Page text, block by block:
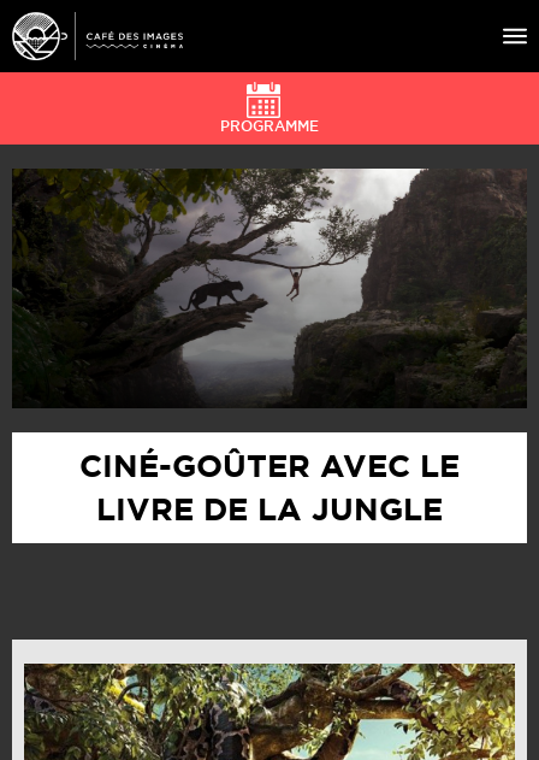
À L’AFFICHE
ÉVÉNEMENTS
CAFÉ DU CINÉ
PRATIQUE
ÉDUCATION AUX IMAGES
PROGRAMME
CINÉ-GOÛTER AVEC LE
LIVRE DE LA JUNGLE